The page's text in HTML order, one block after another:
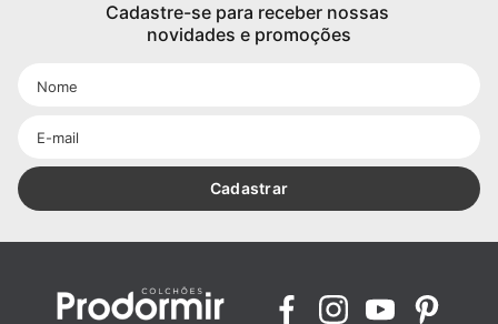
Cadastre-se para receber nossas
novidades e promoções
Cadastrar